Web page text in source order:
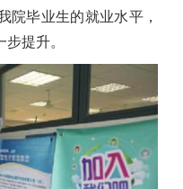
院毕业生的就业水平，
提升。